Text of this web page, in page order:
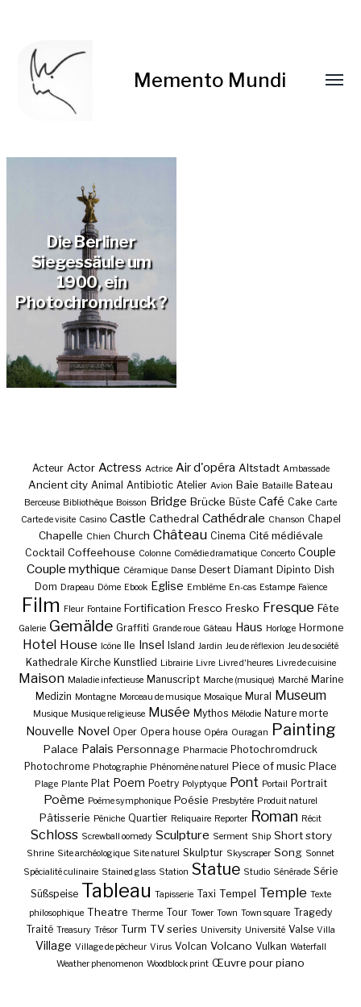
Memento Mundi
Die Berliner
Siegessäule um
1900, ein
Photochromdruck ?
Acteur Actor Actress Actrice Air d'opéra Altstadt Ambassade
Ancient city Animal Antibiotic Atelier Avion Baie Bataille Bateau
Berceuse Bibliothèque Boisson Bridge Brücke Büste Café Cake Carte
Carte de visite Casino Castle Cathedral Cathédrale Chanson Chapel
Chapelle Chien Church Château Cinema Cité médiévale
Cocktail Coffeehouse Colonne Comédie dramatique Concerto Couple
Couple mythique Céramique Danse Desert Diamant Dipinto Dish
Dom Drapeau Dôme Ebook Eglise Emblème En-cas Estampe Faïence
Film Fleur Fontaine Fortification Fresco Fresko Fresque Fête
Galerie Gemälde Graffiti Grande roue Gâteau Haus Horloge Hormone
Hotel House Icône Ile Insel Island Jardin Jeu de réflexion Jeu de société
Kathedrale Kirche Kunstlied Librairie Livre Livre d'heures Livre de cuisine
Maison Maladie infectieuse Manuscript Marche (musique) Marché Marine
Medizin Montagne Morceau de musique Mosaïque Mural Museum
Musique Musique religieuse Musée Mythos Mélodie Nature morte
Nouvelle Novel Oper Opera house Opéra Ouragan Painting
Palace Palais Personnage Pharmacie Photochromdruck
Photochrome Photographie Phénomène naturel Piece of music Place
Plage Plante Plat Poem Poetry Polyptyque Pont Portail Portrait
Poème Poème symphonique Poésie Presbytère Produit naturel
Pâtisserie Péniche Quartier Reliquaire Reporter Roman Récit
Schloss Screwball oomedy Sculpture Serment Ship Short story
Shrine Site archéologique Site naturel Skulptur Skyscraper Song Sonnet
Spécialité culinaire Stained glass Station Statue Studio Sénérade Série
Süßspeise Tableau Tapisserie Taxi Tempel Temple Texte
philosophique Theatre Therme Tour Tower Town Town square Tragedy
Traité Treasury Trésor Turm TV series University Université Valse Villa
Village Village de pêcheur Virus Volcan Volcano Vulkan Waterfall
Weather phenomenon Woodblock print Œuvre pour piano